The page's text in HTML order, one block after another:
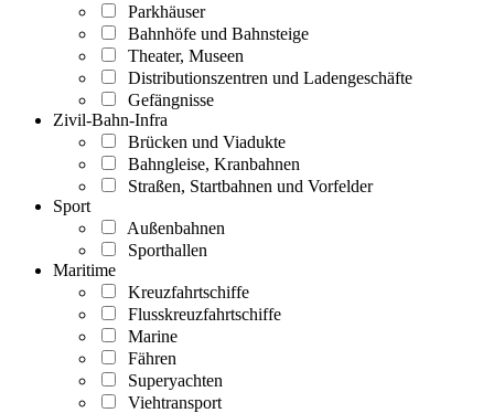
Parkhäuser
Bahnhöfe und Bahnsteige
Theater, Museen
Distributionszentren und Ladengeschäfte
Gefängnisse
Zivil-Bahn-Infra
Brücken und Viadukte
Bahngleise, Kranbahnen
Straßen, Startbahnen und Vorfelder
Sport
Außenbahnen
Sporthallen
Maritime
Kreuzfahrtschiffe
Flusskreuzfahrtschiffe
Marine
Fähren
Superyachten
Viehtransport